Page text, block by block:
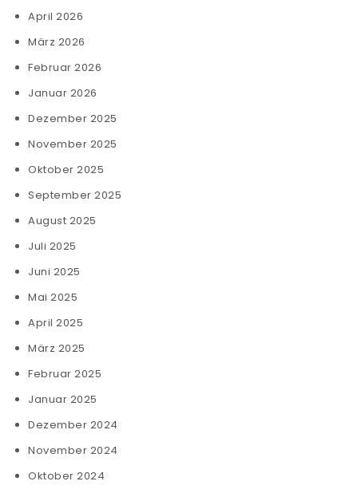
April 2026
März 2026
Februar 2026
Januar 2026
Dezember 2025
November 2025
Oktober 2025
September 2025
August 2025
Juli 2025
Juni 2025
Mai 2025
April 2025
März 2025
Februar 2025
Januar 2025
Dezember 2024
November 2024
Oktober 2024